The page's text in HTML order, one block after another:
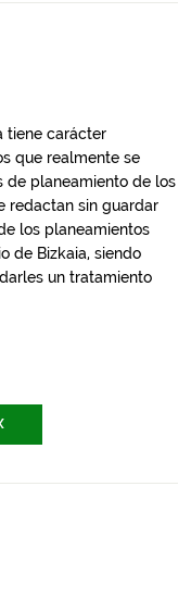
tiene carácter
que realmente se
de planeamiento de los
redactan sin guardar
los planeamientos
de Bizkaia, siendo
un tratamiento